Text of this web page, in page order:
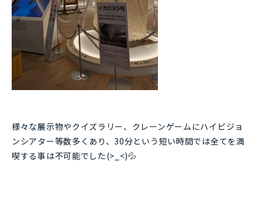
様々な展示物やクイズラリー、クレーンゲームにハイビジョ
ンシアター等数多くあり、30分という短い時間では全てを満
喫する事は不可能でした(>_<)💦